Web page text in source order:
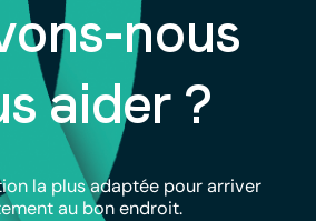
nous
aider ?
la plus adaptée pour arriver
au bon endroit.